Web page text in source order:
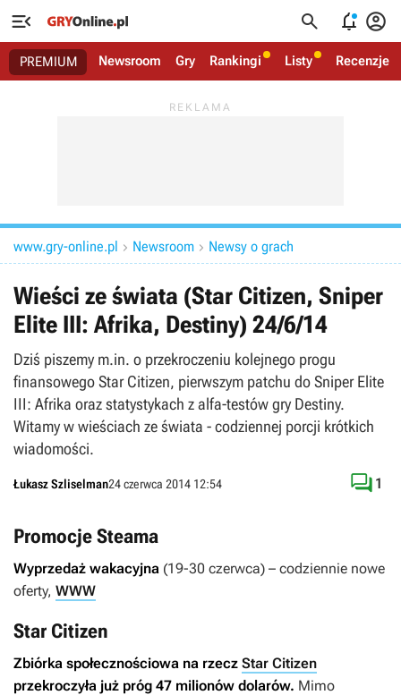
   
PREMIUM Newsroom Gry Rankingi Listy Recenzje
www.gry-online.pl  Newsroom  Newsy o grach
Wieści ze świata (Star Citizen, Sniper
Elite III: Afrika, Destiny) 24/6/14
Dziś piszemy m.in. o przekroczeniu kolejnego progu
finansowego Star Citizen, pierwszym patchu do Sniper Elite
III: Afrika oraz statystykach z alfa-testów gry Destiny.
Witamy w wieściach ze świata - codziennej porcji krótkich
wiadomości.
Łukasz Szliselman24 czerwca 2014 12:54  1
Promocje Steama
Wyprzedaż wakacyjna (19-30 czerwca) – codziennie nowe
oferty, WWW
Star Citizen
Zbiórka społecznościowa na rzecz Star Citizen
przekroczyła już próg 47 milionów dolarów. Mimo